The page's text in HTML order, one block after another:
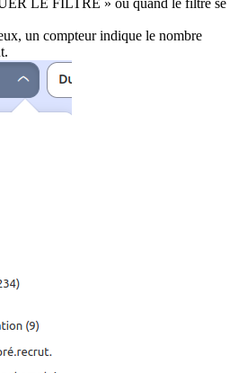
un compteur indique le nombre